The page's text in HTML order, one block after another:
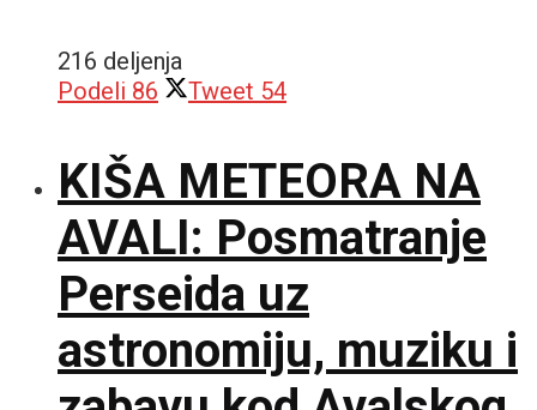
216 deljenja
Podeli 86 Tweet 54
KIŠA METEORA NA
AVALI: Posmatranje
Perseida uz
astronomiju, muziku i